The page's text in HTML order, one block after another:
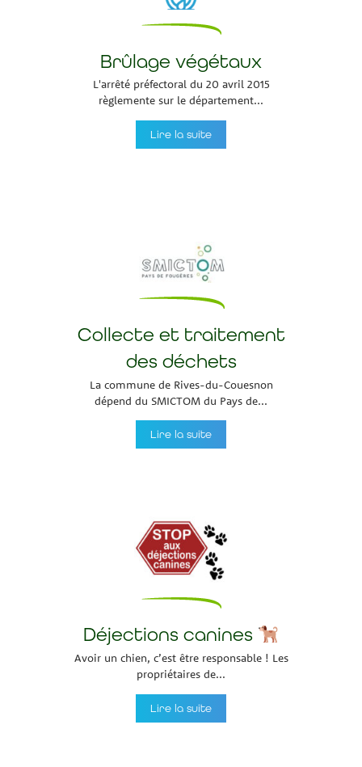
Brûlage végétaux
L'arrêté préfectoral du 20 avril 2015
règlemente sur le département...
Lire la suite
Collecte et traitement
des déchets
La commune de Rives-du-Couesnon
dépend du SMICTOM du Pays de...
Lire la suite
Déjections canines
Avoir un chien, c’est être responsable ! Les
propriétaires de...
Lire la suite